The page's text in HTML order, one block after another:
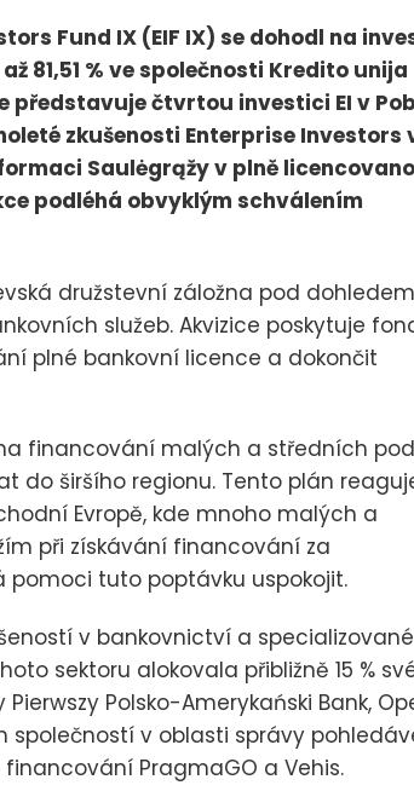
Fund IX (EIF IX) se dohodl na
81,51 % ve společnosti Kredito unija
představuje čtvrtou investici EI v
zkušenosti Enterprise Investors
Saulėgrąžy v plně
podléhá obvyklým schválením
družstevní záložna pod dohledem
služeb. Akvizice poskytuje
plné bankovní licence a dokončit
financování malých a středních
do širšího regionu. Tento plán
Evropě, kde mnoho malých a
při získávání financování za
pomoci tuto poptávku uspokojit.
v bankovnictví a
sektoru alokovala přibližně 15 %
Polsko-Amerykański Bank,
společností v oblasti správy
PragmaGO a Vehis.